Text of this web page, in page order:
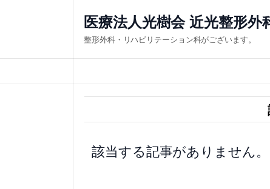
ス
キ
医療法人光樹会 近光整形外
整形外科・リハビリテーション科がございます。
該当する記事がありません。